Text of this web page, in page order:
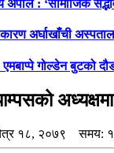
: ‘सामाजिक
अर्घाखाँची
गोल्डेन बुटको
१८, २०७९ समय: